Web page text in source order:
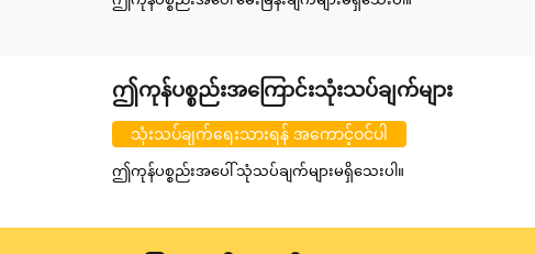
ဤကုန်ပစ္စည်းအကြောင်းသုံးသပ်ချက်များ
သုံးသပ်ချက်ရေးသားရန် အကောင့်ဝင်ပါ
ဤကုန်ပစ္စည်းအပေါ် သုံသပ်ချက်များမရှိသေးပါ။